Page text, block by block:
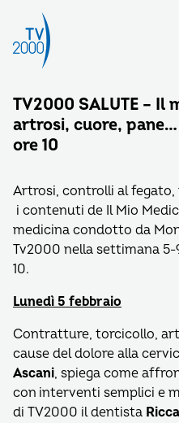
TV2000 SALUTE – Il
artrosi, cuore,
ore 10
Artrosi, controlli al
i contenuti de Il Mio
medicina condotto da
Tv2000 nella settimana
10.
Lunedì 5 febbraio
Contratture, torcicollo,
cause del dolore alla
Ascani, spiega come
con interventi semplici e
di TV2000 il dentista